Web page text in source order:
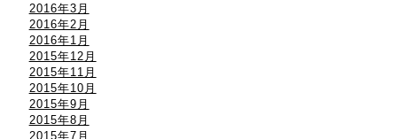
2016年3月
2016年2月
2016年1月
2015年12月
2015年11月
2015年10月
2015年9月
2015年8月
2015年7月